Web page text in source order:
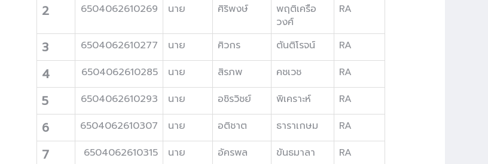
2 6504062610269 นาย ศิริพงษ์
พฤติเครือ
วงศ์
RA
3 6504062610277 นาย ศิวกร ตันติโรจน์ RA
4 6504062610285 นาย สิรภพ คชเวช RA
5 6504062610293 นาย อชิรวิชย์ พิเคราะห์ RA
6 6504062610307 นาย อติชาต ธาราเกษม RA
7 6504062610315 นาย อัครพล ขันธมาลา RA